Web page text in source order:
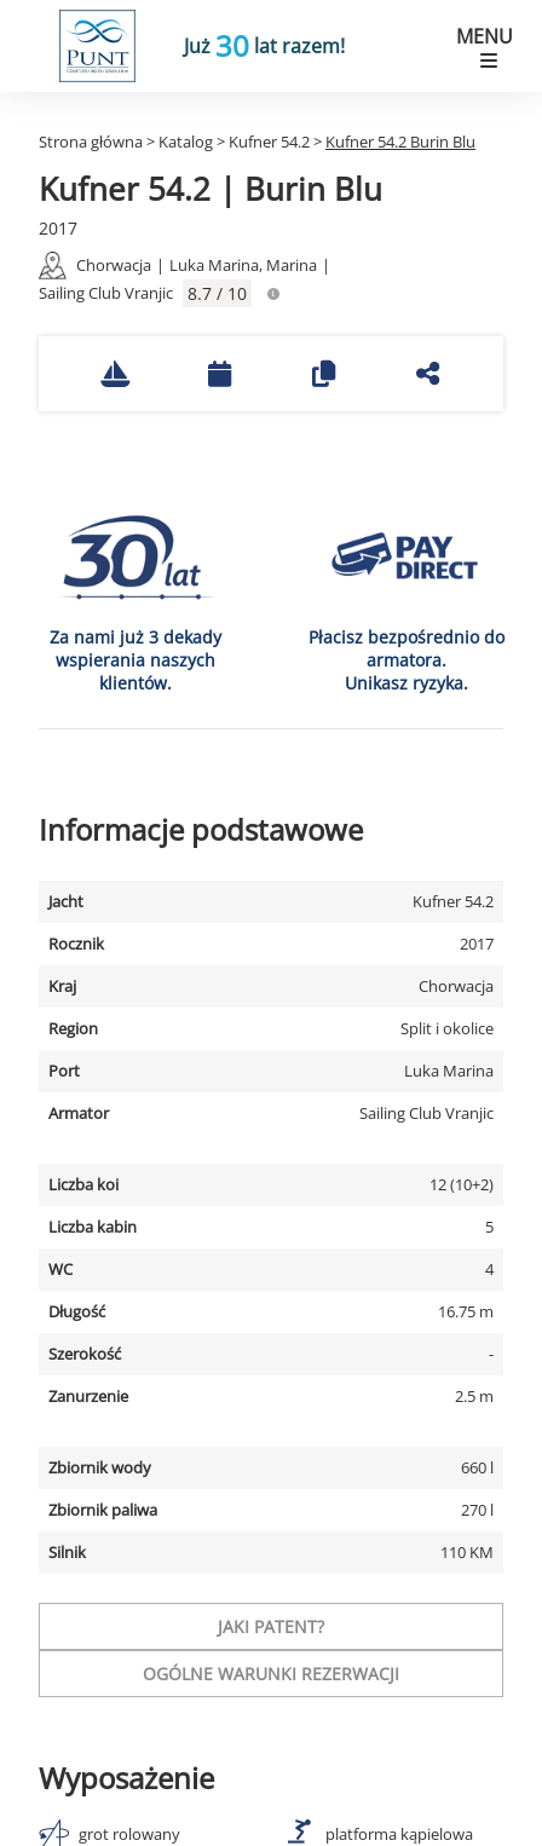
Już 30 lat razem! MENU
Strona główna> Katalog> Kufner 54.2> Kufner 54.2 Burin Blu
Kufner 54.2 | Burin Blu
2017
Chorwacja | Luka Marina, Marina |
Sailing Club Vranjic
8.7 / 10
Za nami już 3 dekady
wspierania naszych
klientów.
Płacisz bezpośrednio do
armatora.
Unikasz ryzyka.
Informacje podstawowe
Jacht
Kufner 54.2
Rocznik
2017
Kraj
Chorwacja
Region
Split i okolice
Port
Luka Marina
Armator
Sailing Club Vranjic
Liczba koi
12 (10+2)
Liczba kabin
5
WC
4
Długość
16.75 m
Szerokość
-
Zanurzenie
2.5 m
Zbiornik wody
660 l
Zbiornik paliwa
270 l
Silnik
110 KM
JAKI PATENT?
OGÓLNE WARUNKI REZERWACJI
Wyposażenie
grot rolowany platforma kąpielowa